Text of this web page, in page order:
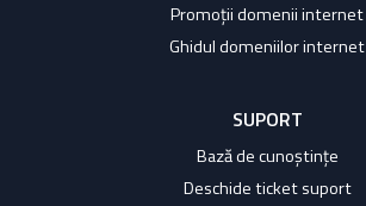
Promoții domenii internet
Ghidul domeniilor internet
SUPORT
Bază de cunoștințe
Deschide ticket suport